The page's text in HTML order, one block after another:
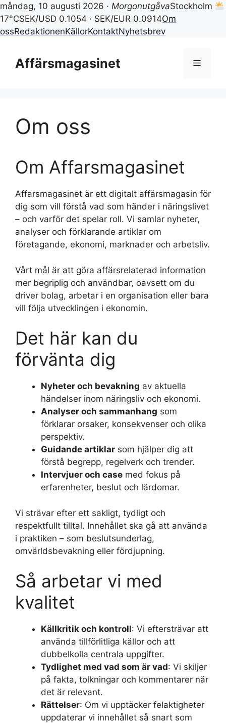
måndag, 10 augusti 2026 · MorgonutgåvaStockholm
17°CSEK/USD 0.1054 · SEK/EUR 0.0914Om
ossRedaktionenKällorKontaktNyhetsbrev
innehållAffärsmagasinet Meny
Om oss
Om Affarsmagasinet
Affarsmagasinet är ett digitalt affärsmagasin för
dig som vill förstå vad som händer i näringslivet
– och varför det spelar roll. Vi samlar nyheter,
analyser och förklarande artiklar om
företagande, ekonomi, marknader och arbetsliv.
Vårt mål är att göra affärsrelaterad information
mer begriplig och användbar, oavsett om du
driver bolag, arbetar i en organisation eller bara
vill följa utvecklingen i ekonomin.
Det här kan du
förvänta dig
Nyheter och bevakning av aktuella
händelser inom näringsliv och ekonomi.
Analyser och sammanhang som
förklarar orsaker, konsekvenser och olika
perspektiv.
Guidande artiklar som hjälper dig att
förstå begrepp, regelverk och trender.
Intervjuer och case med fokus på
erfarenheter, beslut och lärdomar.
Vi strävar efter ett sakligt, tydligt och
respektfullt tilltal. Innehållet ska gå att använda
i praktiken – som beslutsunderlag,
omvärldsbevakning eller fördjupning.
Så arbetar vi med
kvalitet
Källkritik och kontroll: Vi eftersträvar att
använda tillförlitliga källor och att
dubbelkolla centrala uppgifter.
Tydlighet med vad som är vad: Vi skiljer
på fakta, tolkningar och kommentarer när
det är relevant.
Rättelser: Om vi upptäcker felaktigheter
uppdaterar vi innehållet så snart som